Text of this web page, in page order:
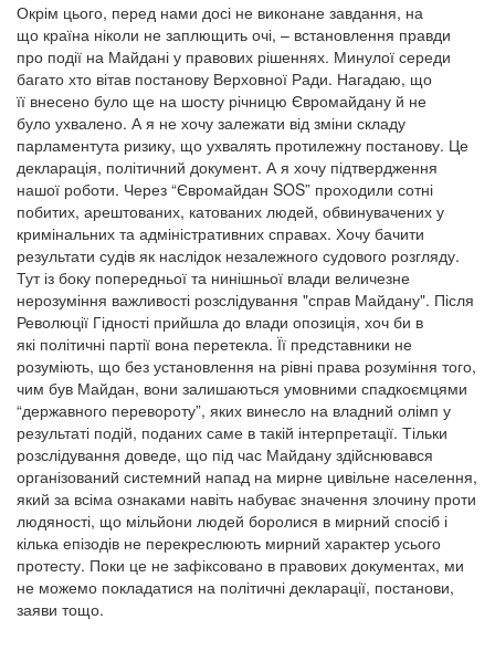
Окрім цього, перед нами досі не виконане завдання, на
що країна ніколи не заплющить очі, – встановлення правди
про події на Майдані у правових рішеннях. Минулої середи
багато хто вітав постанову Верховної Ради. Нагадаю, що
її внесено було ще на шосту річницю Євромайдану й не
було ухвалено. А я не хочу залежати від зміни складу
парламентута ризику, що ухвалять протилежну постанову. Це
декларація, політичний документ. А я хочу підтвердження
нашої роботи. Через “Євромайдан SOS” проходили сотні
побитих, арештованих, катованих людей, обвинувачених у
кримінальних та адміністративних справах. Хочу бачити
результати судів як наслідок незалежного судового розгляду.
Тут із боку попередньої та нинішньої влади величезне
нерозуміння важливості розслідування "справ Майдану". Після
Революції Гідності прийшла до влади опозиція, хоч би в
які політичні партії вона перетекла. Її представники не
розуміють, що без установлення на рівні права розуміння того,
чим був Майдан, вони залишаються умовними спадкоємцями
“державного перевороту”, яких винесло на владний олімп у
результаті подій, поданих саме в такій інтерпретації. Тільки
розслідування доведе, що під час Майдану здійснювався
організований системний напад на мирне цивільне населення,
який за всіма ознаками навіть набуває значення злочину проти
людяності, що мільйони людей боролися в мирний спосіб і
кілька епізодів не перекреслюють мирний характер усього
протесту. Поки це не зафіксовано в правових документах, ми
не можемо покладатися на політичні декларації, постанови,
заяви тощо.